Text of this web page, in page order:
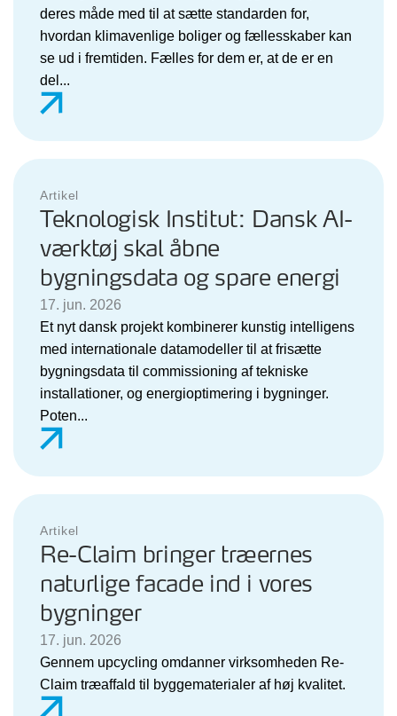
deres måde med til at sætte standarden for,
hvordan klimavenlige boliger og fællesskaber kan
se ud i fremtiden. Fælles for dem er, at de er en
del...
Artikel
Teknologisk Institut: Dansk AI-
værktøj skal åbne
bygningsdata og spare energi
17. jun. 2026
Et nyt dansk projekt kombinerer kunstig intelligens
med internationale datamodeller til at frisætte
bygningsdata til commissioning af tekniske
installationer, og energioptimering i bygninger.
Poten...
Artikel
Re-Claim bringer træernes
naturlige facade ind i vores
bygninger
17. jun. 2026
Gennem upcycling omdanner virksomheden Re-
Claim træaffald til byggematerialer af høj kvalitet.